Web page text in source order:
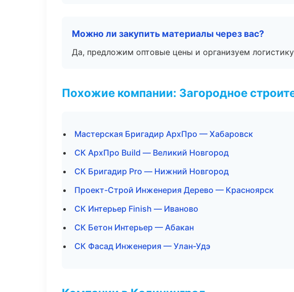
Можно ли закупить материалы через вас?
Да, предложим оптовые цены и организуем логистику
Похожие компании: Загородное
Мастерская Бригадир АрхПро — Хабаровск
СК АрхПро Build — Великий Новгород
СК Бригадир Pro — Нижний Новгород
Проект-Строй Инженерия Дерево — Красноярск
СК Интерьер Finish — Иваново
СК Бетон Интерьер — Абакан
СК Фасад Инженерия — Улан-Удэ